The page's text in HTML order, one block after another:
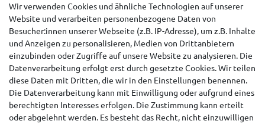
Service
Zahlungsarten
Versandarten & -kosten
Kontakt
Widerrufsrecht
Widerruf erklären
AGB
Impressum
Wir verwenden Cookies und ähnliche Technologien auf unserer
Website und verarbeiten personenbezogene Daten von
Besucher:innen unserer Webseite (z.B. IP-Adresse), um z.B. Inhalte
und Anzeigen zu personalisieren, Medien von Drittanbietern
einzubinden oder Zugriffe auf unsere Website zu analysieren. Die
Datenverarbeitung erfolgt erst durch gesetzte Cookies. Wir teilen
diese Daten mit Dritten, die wir in den Einstellungen benennen.
Die Datenverarbeitung kann mit Einwilligung oder aufgrund eines
berechtigten Interesses erfolgen. Die Zustimmung kann erteilt
oder abgelehnt werden. Es besteht das Recht, nicht einzuwilligen